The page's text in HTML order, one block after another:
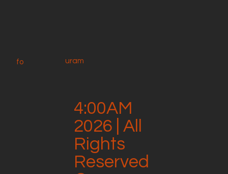
4:00AM
2026 | All
Rights
Reserved
fo uram